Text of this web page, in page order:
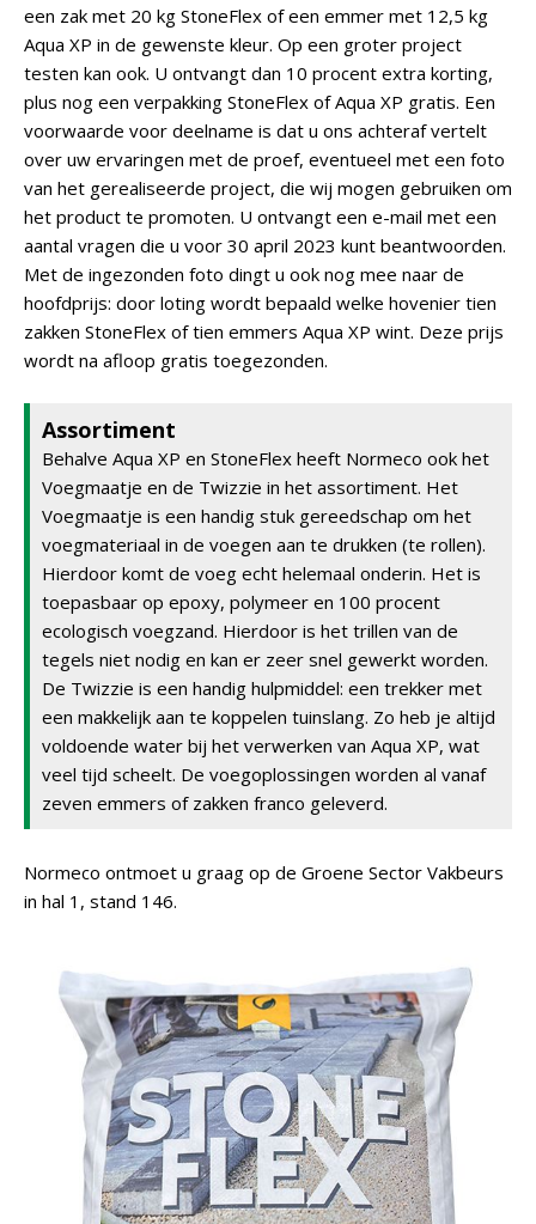
een zak met 20 kg StoneFlex of een emmer met 12,5 kg
Aqua XP in de gewenste kleur. Op een groter project
testen kan ook. U ontvangt dan 10 procent extra korting,
plus nog een verpakking StoneFlex of Aqua XP gratis. Een
voorwaarde voor deelname is dat u ons achteraf vertelt
over uw ervaringen met de proef, eventueel met een foto
van het gerealiseerde project, die wij mogen gebruiken om
het product te promoten. U ontvangt een e-mail met een
aantal vragen die u voor 30 april 2023 kunt beantwoorden.
Met de ingezonden foto dingt u ook nog mee naar de
hoofdprijs: door loting wordt bepaald welke hovenier tien
zakken StoneFlex of tien emmers Aqua XP wint. Deze prijs
wordt na afloop gratis toegezonden.
Assortiment
Behalve Aqua XP en StoneFlex heeft Normeco ook het
Voegmaatje en de Twizzie in het assortiment. Het
Voegmaatje is een handig stuk gereedschap om het
voegmateriaal in de voegen aan te drukken (te rollen).
Hierdoor komt de voeg echt helemaal onderin. Het is
toepasbaar op epoxy, polymeer en 100 procent
ecologisch voegzand. Hierdoor is het trillen van de
tegels niet nodig en kan er zeer snel gewerkt worden.
De Twizzie is een handig hulpmiddel: een trekker met
een makkelijk aan te koppelen tuinslang. Zo heb je altijd
voldoende water bij het verwerken van Aqua XP, wat
veel tijd scheelt. De voegoplossingen worden al vanaf
zeven emmers of zakken franco geleverd.
Normeco ontmoet u graag op de Groene Sector Vakbeurs
in hal 1, stand 146.